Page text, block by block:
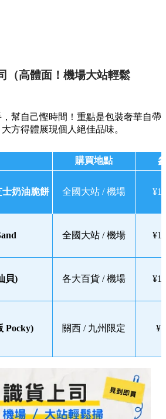
（高體面！機場大站輕鬆
幫自己慳時間！重點是包裝奢華自帶
方得體展現個人絕佳品味。
購買地點
士奶油脆餅 全國大站 / 機場
全國大站 / 機場
貝) 各大百貨 / 機場
Pocky) 關西 / 九州限定